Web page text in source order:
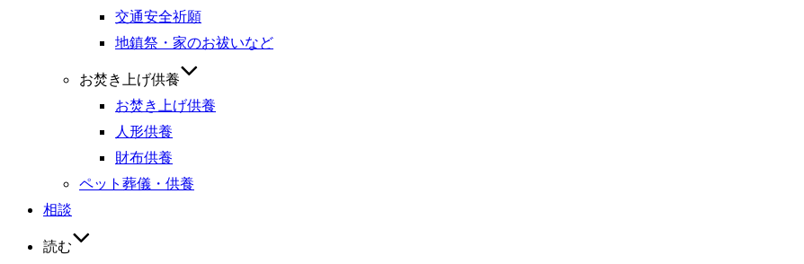
交通安全祈願
地鎮祭・家のお祓いなど
お焚き上げ供養
お焚き上げ供養
人形供養
財布供養
ペット葬儀・供養
相談
読む